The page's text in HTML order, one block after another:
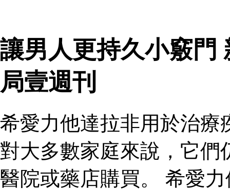
讓男人更持久小竅門
局壹週刊
希愛力他達拉非用於治療
對大多數家庭來說，它們
醫院或藥店購買。 希愛